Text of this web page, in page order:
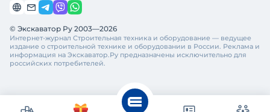
© Экскаватор Ру 2003—2026
Интернет-журнал Строительная техника и оборудование — ведущее
издание о строительной технике и оборудовании в России. Реклама и
информация на Экскаватор.Ру предназначены исключительно для
российских потребителей.